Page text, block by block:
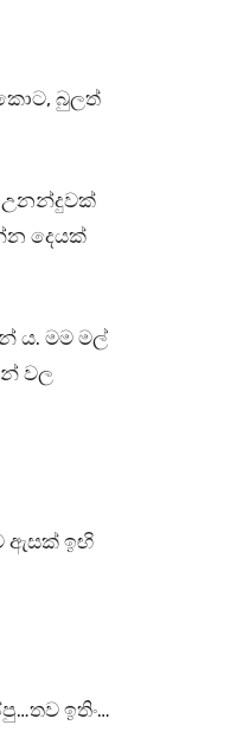
බුලත්
උනන්දුවක්
දෙයක්
ය. මම මල්
වල
ඇසක් ඉඟි
ඉතිං…